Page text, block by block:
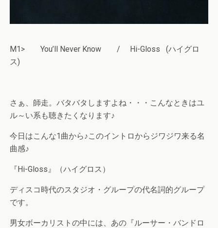
M1> You’ll Never Know / Hi-Gloss (ハイグロ
ス)
さぁ、師走。バタバタしますよね・・・こんなときはユ
ル～い系も聴きたくなります♪
今日はこんな1曲から♪このイントロからジワジワ来る名
曲感♪
『Hi-Gloss』（ハイグロス）
ディスコ時代のスタジオ・グループの代名詞的グループ
です。
男女ボーカリストの中には、あの『ルーサー・バンドロ